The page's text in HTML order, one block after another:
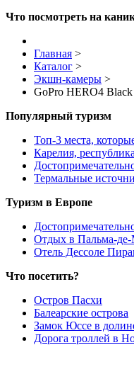
Что посмотреть на
Главная >
Каталог >
Экшн-камеры >
GoPro HERO4
Популярный туризм
Топ-3 места,
Карелия,
Термальные
Туризм в Европе
Отдых в Пальма-де-
Отель Дессоле
Что посетить?
Остров Пасхи
Балеарские острова
Замок Юссе в
Дорога троллей в